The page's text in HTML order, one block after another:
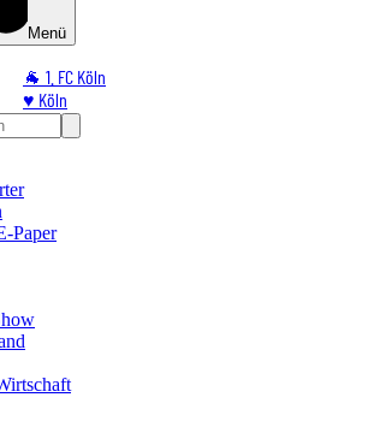
Menü
🐐 1. FC Köln
♥️ Köln
⭐ Promi
🛒 Shoppingwelt
Paper